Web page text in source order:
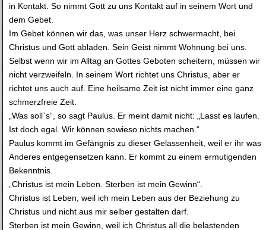
in Kontakt. So nimmt Gott zu uns Kontakt auf in seinem Wort und
dem Gebet.
Im Gebet können wir das, was unser Herz schwermacht, bei
Christus und Gott abladen. Sein Geist nimmt Wohnung bei uns.
Selbst wenn wir im Alltag an Gottes Geboten scheitern, müssen wir
nicht verzweifeln. In seinem Wort richtet uns Christus, aber er
richtet uns auch auf. Eine heilsame Zeit ist nicht immer eine ganz
schmerzfreie Zeit.
„Was soll`s“, so sagt Paulus. Er meint damit nicht: „Lasst es laufen.
Ist doch egal. Wir können sowieso nichts machen.“
Paulus kommt im Gefängnis zu dieser Gelassenheit, weil er ihr was
Anderes entgegensetzen kann. Er kommt zu einem ermutigenden
Bekenntnis.
„Christus ist mein Leben. Sterben ist mein Gewinn“.
Christus ist Leben, weil ich mein Leben aus der Beziehung zu
Christus und nicht aus mir selber gestalten darf.
Sterben ist mein Gewinn, weil ich Christus all die belastenden